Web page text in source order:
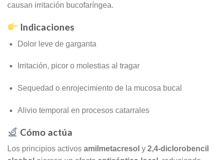
causan irritación bucofaríngea.
Indicaciones
Dolor leve de garganta
Irritación, picor o molestias al tragar
Sequedad o enrojecimiento de la mucosa bucal
Alivio temporal en procesos catarrales
Cómo actúa
Los principios activos amilmetacresol y 2,4-diclorobencil